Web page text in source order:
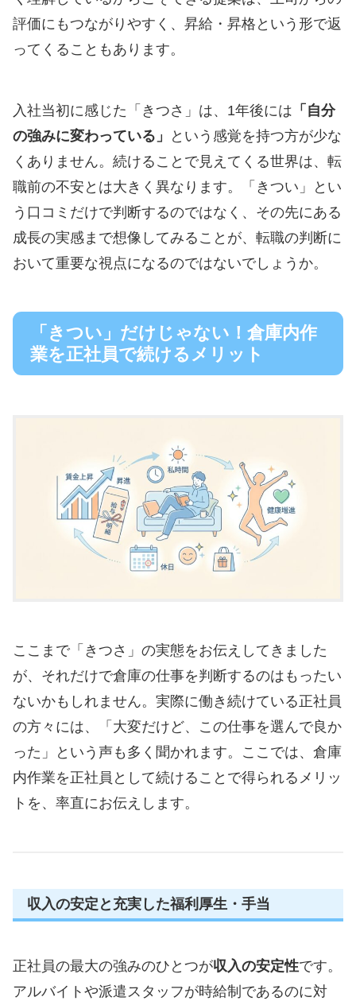
評価にもつながりやすく、昇給・昇格という形で返
ってくることもあります。
入社当初に感じた「きつさ」は、1年後には 「自分
の強みに変わっている」
という感覚を持つ方が少な
くありません。続けることで見えてくる世界は、転
職前の不安とは大きく異なります。「きつい」とい
う口コミだけで判断するのではなく、その先にある
成長の実感まで想像してみることが、転職の判断に
おいて重要な視点になるのではないでしょうか。
「きつい」だけじゃない！倉庫内作
業を正社員で続けるメリット
ここまで「きつさ」の実態をお伝えしてきました
が、それだけで倉庫の仕事を判断するのはもったい
ないかもしれません。実際に働き続けている正社員
の方々には、「大変だけど、この仕事を選んで良か
った」という声も多く聞かれます。ここでは、倉庫
内作業を正社員として続けることで得られるメリッ
トを、率直にお伝えします。
収入の安定と充実した福利厚生・手当
正社員の最大の強みのひとつが収入の安定性です。
アルバイトや派遣スタッフが時給制であるのに対